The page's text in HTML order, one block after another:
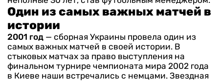
Один из самых важных матчей в
истории
2001 год — сборная Украины провела один из
самых важных матчей в своей истории. В
стыковых матчах за право выступления на
финальном турнире чемпионата мира 2002 года
в Киеве наши встречались с немцами. Звездная